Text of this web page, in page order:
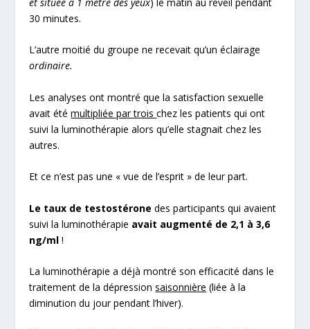
30 minutes.
L’autre moitié du groupe ne recevait qu’un éclairage
ordinaire.
Les analyses ont montré que la satisfaction sexuelle
avait étémultipliée par troischez les patients qui ont
suivi la luminothérapie alors qu’elle stagnait chez les
autres.
Et ce n’est pas une « vue de l’esprit » de leur part.
Le taux de testostéronedes participants qui avaient
suivi la luminothérapie avait augmenté de 2,1 à 3,6
ng/ml !
La luminothérapie a déjà montré son efficacité dans le
traitement de la dépressionsaisonnière (liée à la
diminution du jour pendant l’hiver).